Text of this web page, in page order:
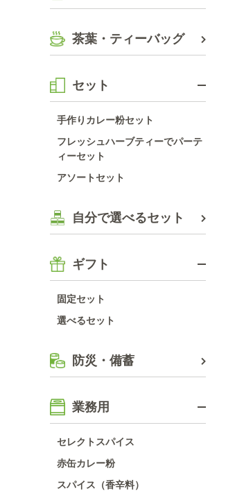
茶葉・ティーバッグ
セット
手作りカレー粉セット
フレッシュハーブティーでパーテ
ィーセット
アソートセット
自分で選べるセット
ギフト
固定セット
選べるセット
防災・備蓄
業務用
セレクトスパイス
赤缶カレー粉
スパイス（香辛料）